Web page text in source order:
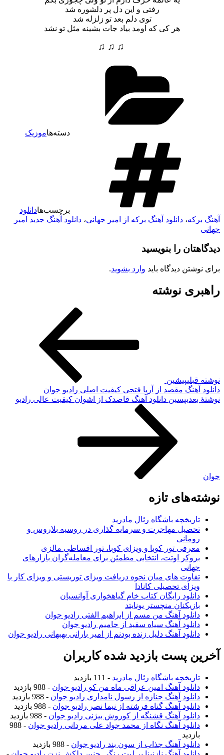
رفتی و این دل پر دلشوره شد
توی دلم بعد تو زلزله شد
هر کی که اومد بیاد جات بشینه مثل تو نشد
♫ ♫ ♫
دسته‌هاموزیک
برچسب‌هادانلود
آهنگ برکه، دانلود آهنگ برکه از امیر جهانی، دانلود آهنگ جدید امیر
جهانی
دیدگاهتان را بنویسید
برای نوشتن دیدگاه باید وارد بشوید.
راهبری نوشته
نوشته قبلیپیشین
دانلود آهنگ مقصد از آریا فتحی کیفیت اصلی رادیو جوان
نوشته‌ٔ بعدیپسین دانلود آهنگ قاصدک از اشوان کیفیت عالی رادیو
جوان
نوشته‌های تازه
تاریخچه باشگاه رئال مادرید
تحصیل مهاجرت و سرمایه گذاری در روسیه بلاروس و
رومانی
معرفی تور کوبا و ویزای کوبا، تور اقساطی مالزی
بروکر اوتت، انتخابی مطمئن برای معامله‌گران بازارهای
جهانی
تفاوت های میان نحوه دریافت ویزای توریستی و ویزای کار با
ویزای تحصیلی کانادا
دانلود رایگان کتاب خام گیاهخواری آوانسیان
بازیکنان منچستر یونایتد
دانلود آهنگ من مسم از ابراهیم الفتی رادیو جوان
دانلود آهنگ سیاه سفید از حامیم رادیو جوان
دانلود آهنگ دلیل زنده بودنم از امیر بارانی بهبهانی رادیو جوان
آخرین پست بازدید شده کاربران
تاریخچه باشگاه رئال مادرید - 111 بازدید
دانلود آهنگ امین عراقی ماه من کو رادیو جوان - 988 بازدید
دانلود آهنگ جنازه از رسول نامداری رادیو جوان - 988 بازدید
دانلود آهنگ گناه فرشته از نیما نصر رادیو جوان - 988 بازدید
دانلود آهنگ قشنگه از کوروش بیژنی رادیو جوان - 988 بازدید
دانلود آهنگ نگاه از محمد جواد علی مردانی رادیو جوان
- 988
بازدید
دانلود آهنگ جذاب از سون بند رادیو جوان - 988 بازدید